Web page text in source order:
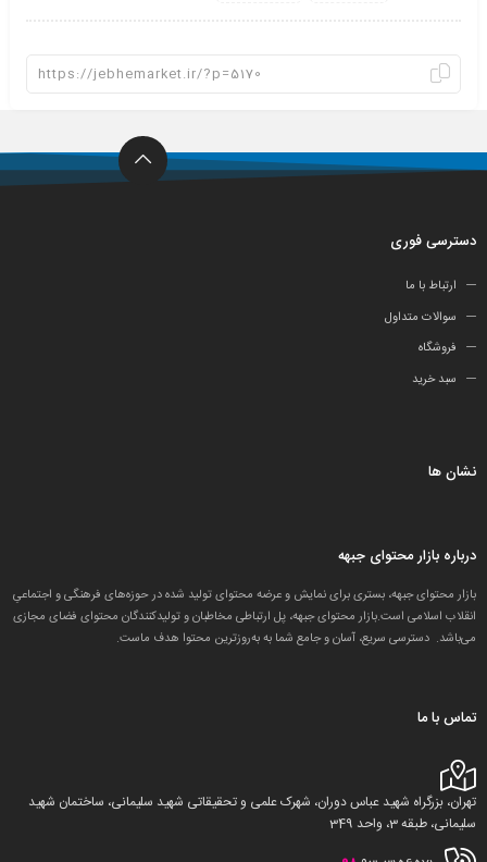
دسترسی فوری
ارتباط با ما
سوالات متداول
فروشگاه
سبد خرید
نشان ها
درباره بازار محتوای جبهه
بازار محتوای جبهه، بستری برای نمایش و عرضه محتوای تولید شده در حوزه‌های فرهنگی و اجتماعیِ
انقلاب اسلامی است.بازار محتوای جبهه، پل ارتباطی مخاطبان و تولید‌کنندگان محتوای فضای مجازی
می‌باشد. دسترسی سریع، آسان و جامع شما به به‌روزترین محتوا هدف ماست.
تماس با ما
تهران، بزرگراه شهید عباس دوران، شهرک علمی و تحقیقاتی شهید سلیمانی، ساختمان شهید
سلیمانی، طبقه 3، واحد 349